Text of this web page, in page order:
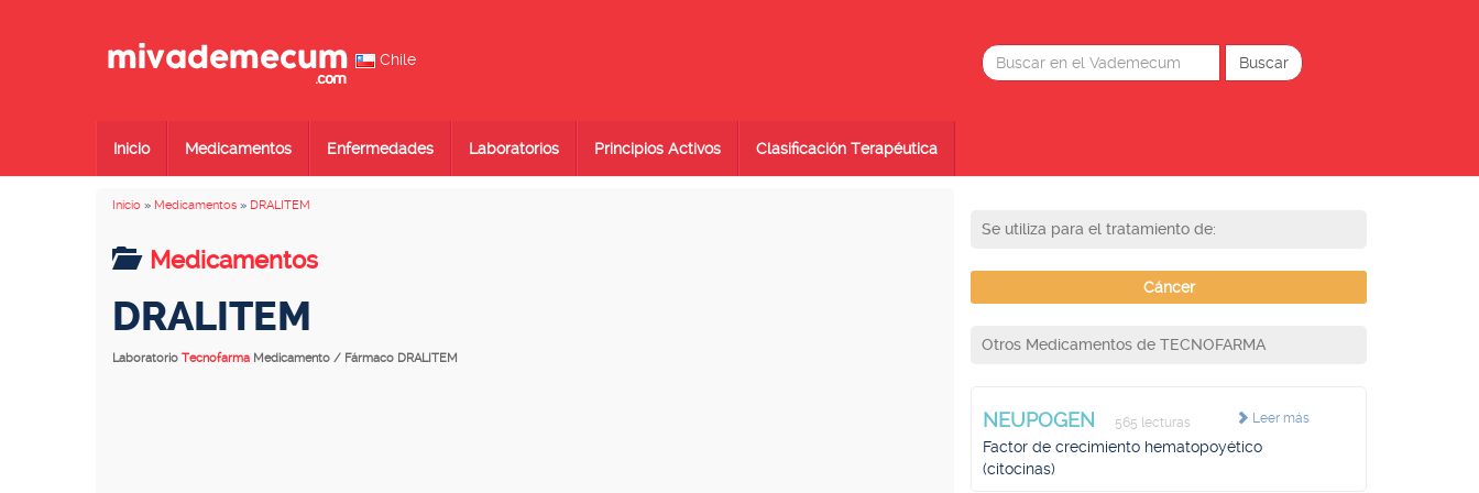
Chile
Inicio Medicamentos Enfermedades Laboratorios Principios Activos Clasificación Terapéutica
Inicio » Medicamentos » DRALITEM
Medicamentos
DRALITEM
Laboratorio Tecnofarma Medicamento / Fármaco DRALITEM
Se utiliza para el tratamiento de:
Cáncer
Otros Medicamentos de TECNOFARMA
Leer más
NEUPOGEN 565 lecturas
Factor de crecimiento hematopoyético
(citocinas)